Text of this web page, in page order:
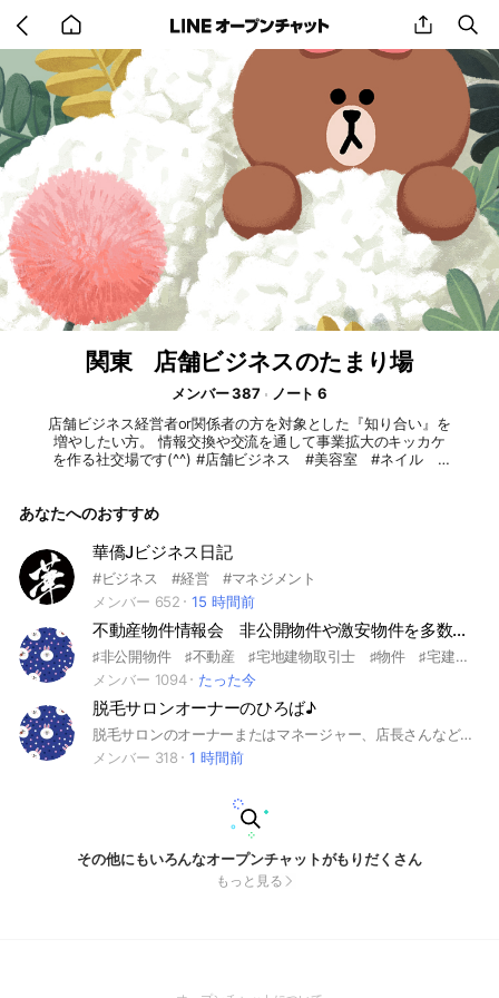
back
to
home
share
関東 店舗ビジネスのたまり場
メンバー 387
ノート 6
店舗ビジネス経営者or関係者の方を対象とした『知り合い』を
増やしたい方。 情報交換や交流を通して事業拡大のキッカケ
を作る社交場です(^^) #店舗ビジネス #美容室 #ネイル #
あなたへのおすすめ
華僑Jビジネス日記
#ビジネス #経営 #マネジメント
メンバー 652
15 時間前
不動産物件情報会 非公開物件や激安物件を多数掲載 ヒラキ不動産経営事務所
♯非公開物件 ♯不動産 ♯宅地建物取引士 ♯物件 ♯宅建業者 ♯宅地 ♯マンション ♯民泊 ♯営業 ♯土地 ♯戸建 ♯物件情報 ♯別荘地 ♯一棟 ♯一棟ビル ♯事業用物件 ♯テナント ♯オープンチャット ♯ビジネス ♯投資 ♯投資物件 ♯不動産投資 ♯副業 ♯お金儲け ♯不動産買取 ♯再販業者 ♯再販 ♯買取 ♯格安物件 ♯一棟レジ ♯区分マンション ♯不動産業者 ♯不動産情報 ♯物件情報 ♯お金儲け ♯蓄電池 ♯太陽光 ♯太陽光発電 ♯太陽光発電用地 ♯蓄電池用地 ♯空き地 ♯空き家 ♯雑種地 ♯避暑地 ♯空き家 ♯一棟マンション ♯収益物件
メンバー 1094
たった今
脱毛サロンオーナーのひろば♪
脱毛サロンのオーナーまたはマネージャー、店長さんなど、現場に出ている方も情報交換してサロンを盛り上げていきましょう♪ オプチャのルール ・営業勧誘目的NG ・卑猥な言動NG ・即強制退会します
メンバー 318
1 時間前
その他にもいろんなオープンチャットがもりだくさん
もっと見る